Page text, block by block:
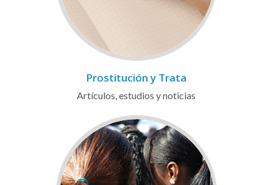
Prostitución y Trata
Artículos, estudios y noticias